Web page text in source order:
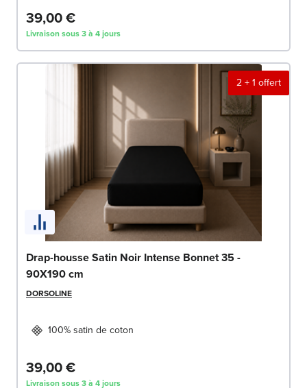
39,00 €
Livraison sous 3 à 4 jours
2 + 1 offert
Drap-housse Satin Noir Intense Bonnet 35 -
90X190 cm
DORSOLINE
100% satin de coton
39,00 €
Livraison sous 3 à 4 jours